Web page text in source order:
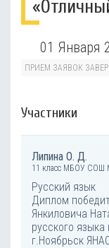
01 Января
ПРИЕМ ЗАЯВОК
Участники
Липина О. Д.
11 класс МБОУ СОШ
Русский язык
Диплом
Янкиловича
русского
г.Ноябрьск